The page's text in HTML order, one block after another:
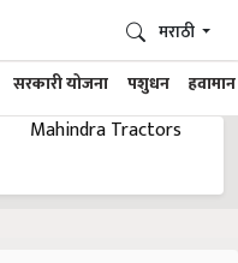
सरकारी योजना पशुधन हवामान
मराठी